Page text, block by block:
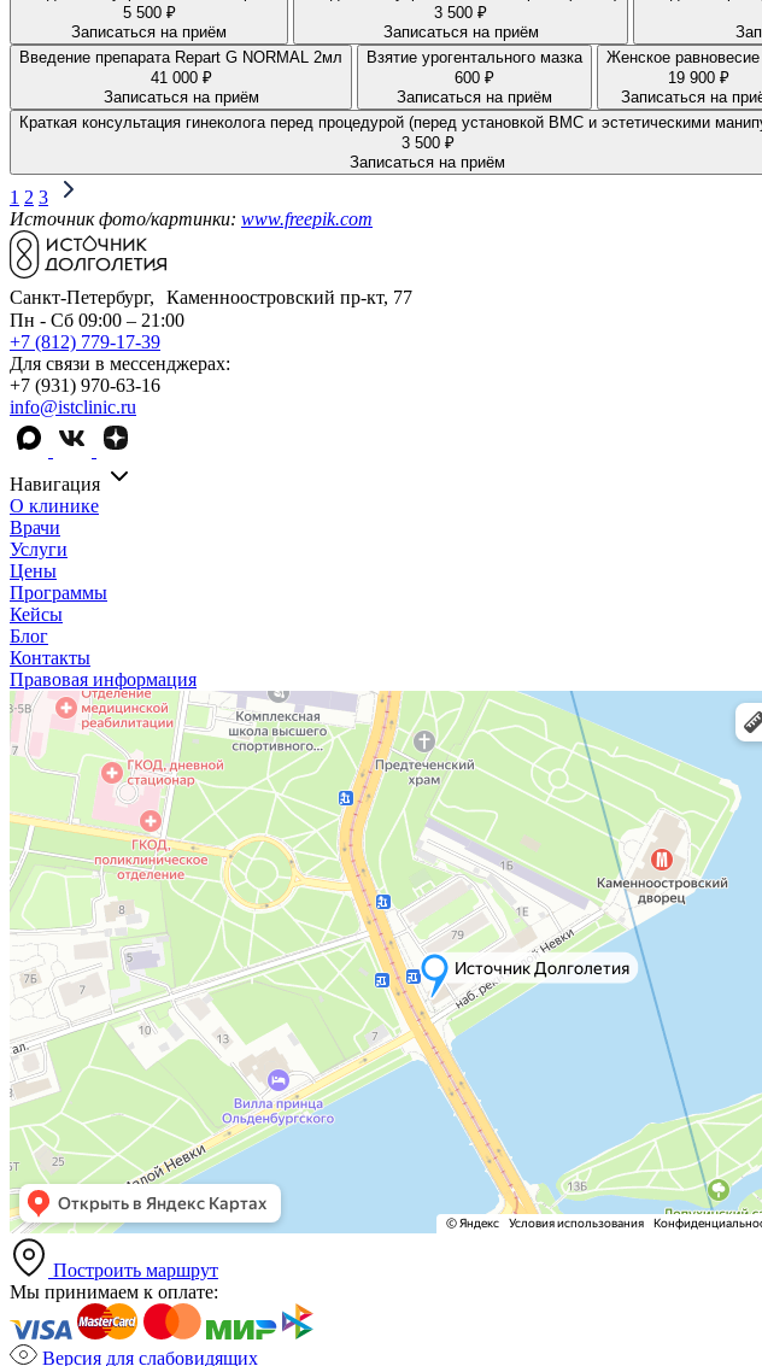
5 500 ₽
Записаться на приём
3 500 ₽
Записаться на приём
Введение препарата Repart G NORMAL 2мл
41 000 ₽
Записаться на приём
Взятие урогентального мазка
600 ₽
Записаться на приём
Женское
19 900 ₽
Записаться на
Краткая консультация гинеколога перед процедурой (перед установкой ВМС и эстетическими
3 500 ₽
Записаться на приём
1 2 3
Источник фото/картинки: www.freepik.com
Санкт-Петербург, Каменноостровский пр-кт, 77
Пн - Сб 09:00 – 21:00
+7 (812) 779-17-39
Для связи в мессенджерах:
+7 (931) 970-63-16
info@istclinic.ru
Навигация
О клинике
Врачи
Услуги
Цены
Программы
Кейсы
Блог
Контакты
Правовая информация
Построить маршрут
Мы принимаем к оплате:
Версия для слабовидящих